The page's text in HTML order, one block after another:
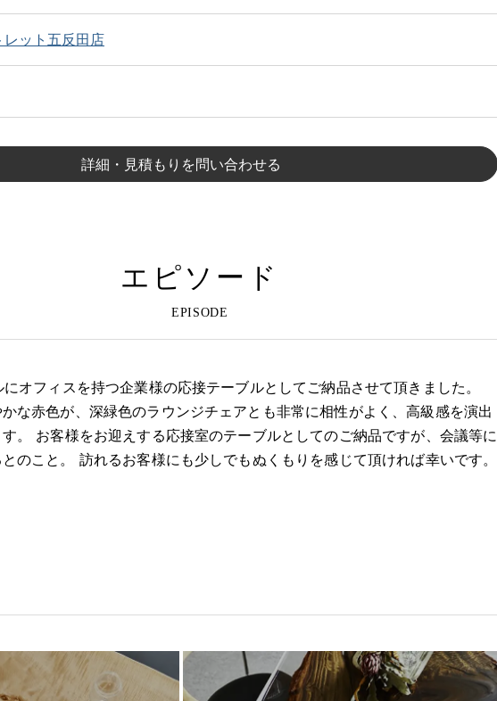
レット五反田店
詳細・見積もりを問い合わせる
エピソード
オフィスを持つ企業様の応接テーブルとしてご納品させて頂きました。
な赤色が、深緑色のラウンジチェアとも非常に相性がよく、高級感を演出
。 お客様をお迎えする応接室のテーブルとしてのご納品ですが、会議等に
のこと。 訪れるお客様にも少しでもぬくもりを感じて頂ければ幸いです。